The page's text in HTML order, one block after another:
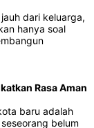
dari keluarga,
hanya soal
Rasa Aman
baru adalah
belum